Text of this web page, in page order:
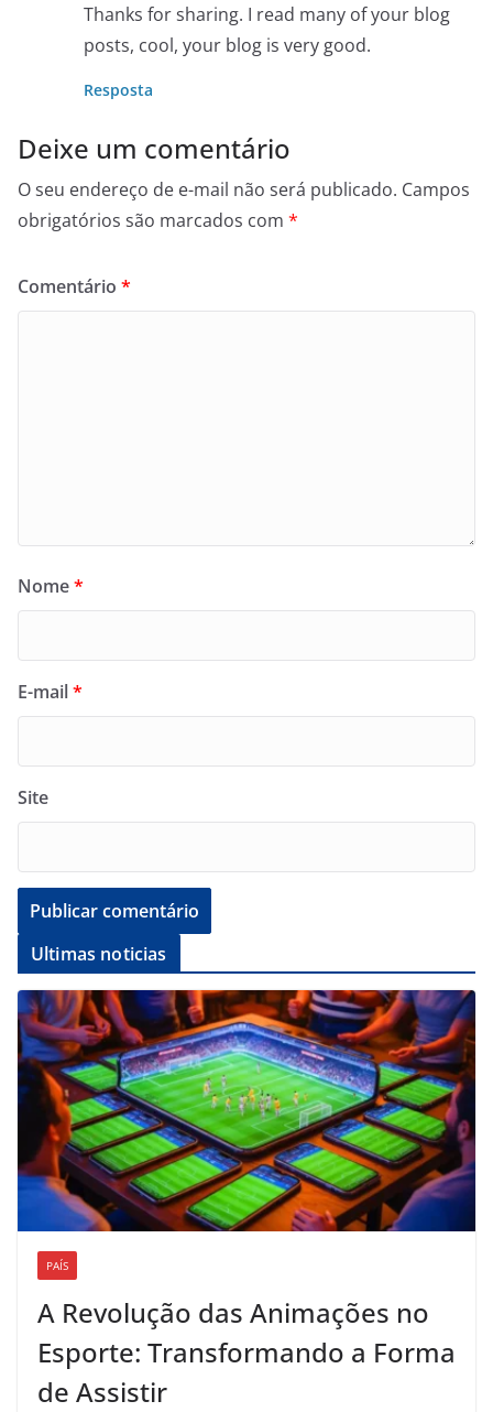
Thanks for sharing. I read many of your blog
posts, cool, your blog is very good.
Resposta
Deixe um comentário
O seu endereço de e-mail não será publicado. Campos
obrigatórios são marcados com *
Comentário *
Nome*
E-mail*
Site
Ultimas noticias
PAÍS
A Revolução das Animações no
Esporte: Transformando a Forma
de Assistir